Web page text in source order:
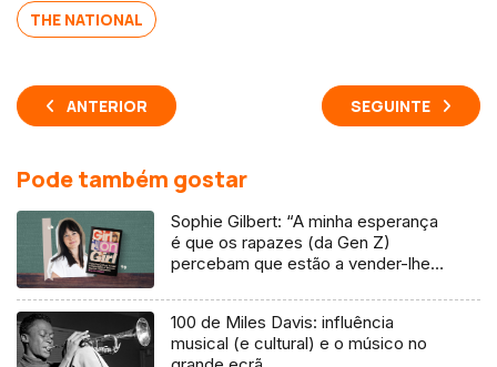
THE NATIONAL
ANTERIOR SEGUINTE
Pode também gostar
Sophie Gilbert: “A minha esperança
é que os rapazes (da Gen Z)
percebam que estão a vender-lhes
100 de Miles Davis: influência
musical (e cultural) e o músico no